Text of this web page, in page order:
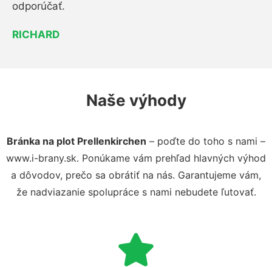
odporúčať.
RICHARD
Naše výhody
Bránka na plot Prellenkirchen – poďte do toho s nami –
www.i-brany.sk. Ponúkame vám prehľad hlavných výhod
a dôvodov, prečo sa obrátiť na nás. Garantujeme vám,
že nadviazanie spolupráce s nami nebudete ľutovať.